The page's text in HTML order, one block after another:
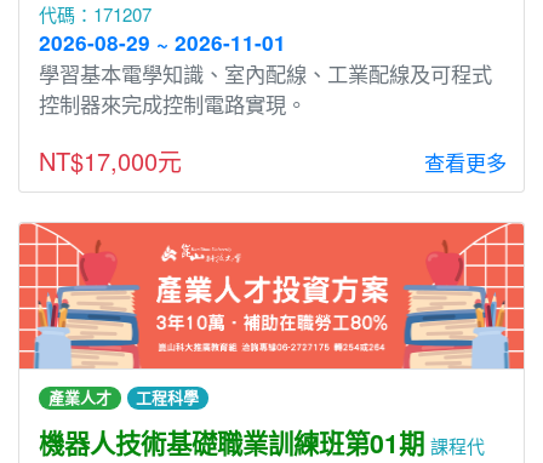
代碼：171207
2026-08-29 ~ 2026-11-01
學習基本電學知識、室內配線、工業配線及可程式
控制器來完成控制電路實現。
NT$17,000元 查看更多
產業人才 工程科學
機器人技術基礎職業訓練班第01期 課程代